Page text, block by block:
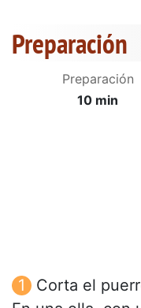
Preparación
Preparación
10 min
Corta el